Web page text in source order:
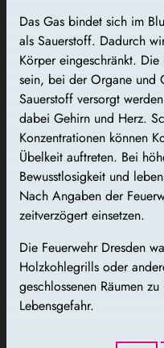
Das Gas bindet sich im
als Sauerstoff. Dadurch
Körper eingeschränkt.
sein, bei der Organe und
Sauerstoff versorgt
dabei Gehirn und Herz.
Konzentrationen können
Übelkeit auftreten. Bei
Bewusstlosigkeit und
Nach Angaben der
zeitverzögert einsetzen.
Die Feuerwehr Dresden
Holzkohlegrills oder
geschlossenen Räumen
Lebensgefahr.